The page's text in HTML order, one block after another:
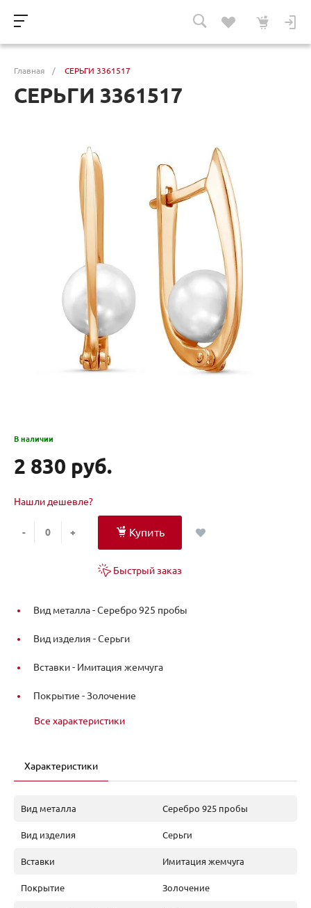
Главная / СЕРЬГИ 3361517
СЕРЬГИ 3361517
В наличии
2 830 руб.
Нашли дешевле?
- + Купить
Быстрый заказ
Вид металла -Серебро 925 пробы
Вид изделия -Серьги
Вставки - Имитация жемчуга
Покрытие -Золочение
Все характеристики
Характеристики
Вид металла Серебро 925 пробы
Вид изделия Серьги
Вставки Имитация жемчуга
Покрытие Золочение